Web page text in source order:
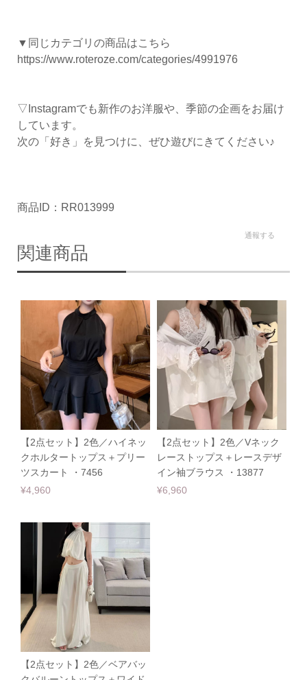
▼同じカテゴリの商品はこちら
https://www.roteroze.com/categories/4991976
▽Instagramでも新作のお洋服や、季節の企画をお届け
しています。
次の「好き」を見つけに、ぜひ遊びにきてください♪
商品ID：RR013999
通報する
関連商品
【2点セット】2色／ハイネッ
クホルタートップス＋プリー
ツスカート ・7456
¥4,960
【2点セット】2色／Vネック
レーストップス＋レースデザ
イン袖ブラウス ・13877
¥6,960
【2点セット】2色／ベアバッ